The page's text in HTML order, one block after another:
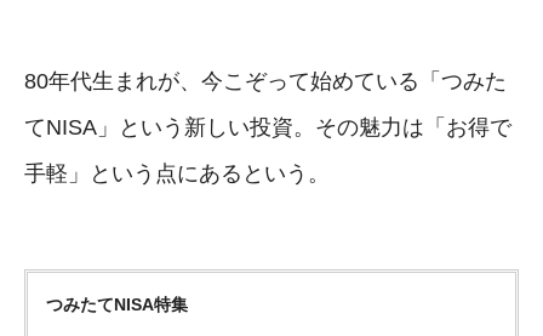
80年代生まれが、今こぞって始めている「つみた
てNISA」という新しい投資。その魅力は「お得で
手軽」という点にあるという。
つみたてNISA特集